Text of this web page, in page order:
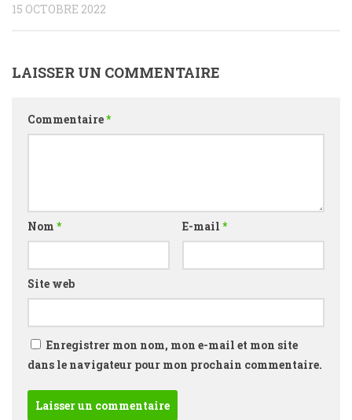
15 OCTOBRE 2022
LAISSER UN COMMENTAIRE
Commentaire*
Nom * E-mail *
Site web
Enregistrer mon nom, mon e-mail et mon site
dans le navigateur pour mon prochain commentaire.